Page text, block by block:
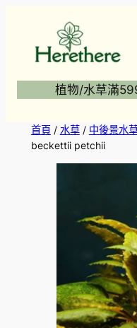
植物/水草滿
首頁/ 水草/ 中後景水
beckettii petchii